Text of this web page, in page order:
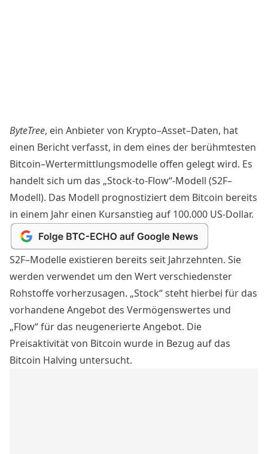
ByteTree, ein Anbieter von Krypto–Asset–Daten, hat
einen Berichtverfasst, in dem eines der berühmtesten
Bitcoin–Wertermittlungsmodelle offen gelegt wird. Es
handelt sich um das „Stock-to-Flow“-Modell (S2F–
Modell). Das Modell prognostiziert dem Bitcoin bereits
in einem Jahr einen Kursanstieg auf 100.000 US-Dollar.
S2F–Modelle existieren bereits seit Jahrzehnten. Sie
werden verwendet um den Wert verschiedenster
Rohstoffe vorherzusagen. „Stock“ steht hierbei für das
vorhandene Angebot des Vermögenswertes und
„Flow“ für das neugenerierte Angebot. Die
Preisaktivität von Bitcoin wurde in Bezug auf das
Bitcoin Halving untersucht.